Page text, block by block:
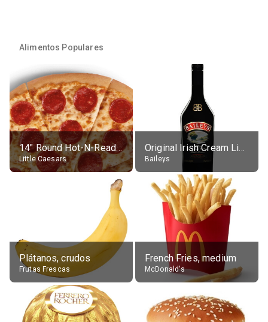
Alimentos Populares
14" Round Hot-N-Ready Pepperoni Pizza
Little Caesars
Original Irish Cream Liqueur (17% alc.)
Baileys
Plátanos, crudos
Frutas Frescas
French Fries, medium
McDonald's